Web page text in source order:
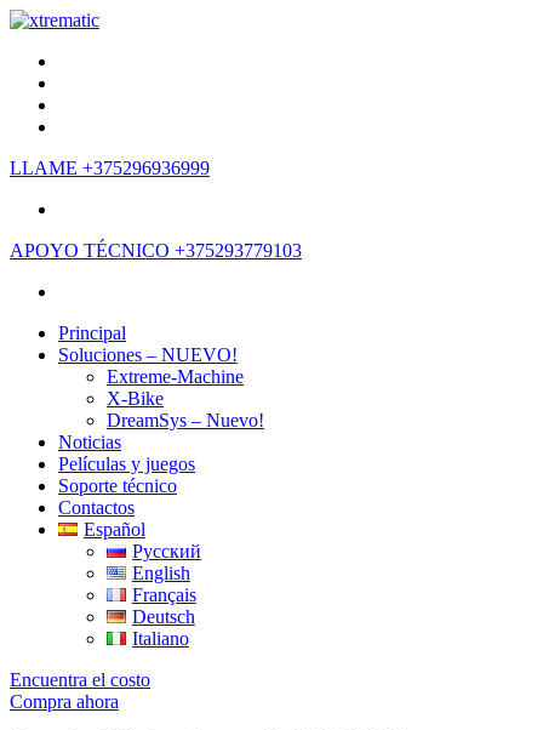
LLAME +375296936999
APOYO TÉCNICO +375293779103
Principal
Soluciones – NUEVO!
Extreme-Machine
X-Bike
DreamSys – Nuevo!
Noticias
Películas y juegos
Soporte técnico
Contactos
Español
Русский
English
Français
Deutsch
Italiano
Encuentra el costo
Compra ahora